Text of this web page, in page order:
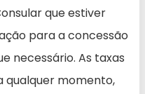
que estiver
para a concessão
necessário. As taxas
qualquer momento,